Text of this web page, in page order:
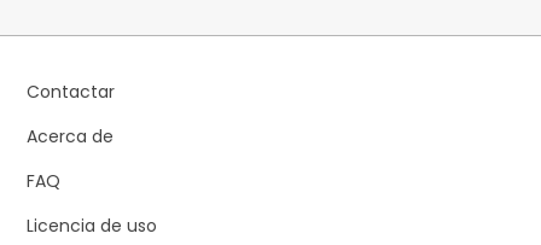
Contactar
Acerca de
FAQ
Licencia de uso